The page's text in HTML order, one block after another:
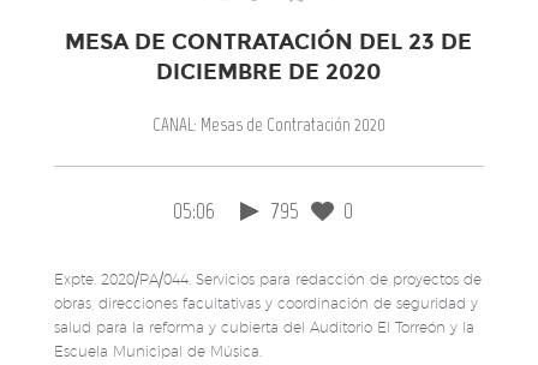
MESA DE CONTRATACIÓN DEL 23 DE
DICIEMBRE DE 2020
CANAL: Mesas de Contratación 2020
05:06 795 0
Expte. 2020/PA/044. Servicios para redacción de proyectos de
obras, direcciones facultativas y coordinación de seguridad y
salud para la reforma y cubierta del Auditorio El Torreón y la
Escuela Municipal de Música.